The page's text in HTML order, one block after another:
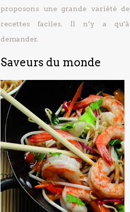
proposons une grande variété de
recettes faciles. Il n’y a qu’à
demander.
Saveurs du monde